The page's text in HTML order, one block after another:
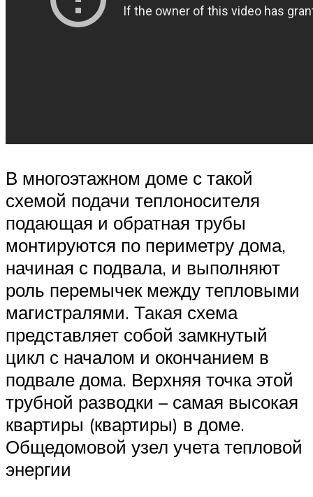
В многоэтажном доме с такой
схемой подачи теплоносителя
подающая и обратная трубы
монтируются по периметру дома,
начиная с подвала, и выполняют
роль перемычек между тепловыми
магистралями. Такая схема
представляет собой замкнутый
цикл с началом и окончанием в
подвале дома. Верхняя точка этой
трубной разводки – самая высокая
квартиры (квартиры) в доме.
Общедомовой узел учета тепловой
энергии